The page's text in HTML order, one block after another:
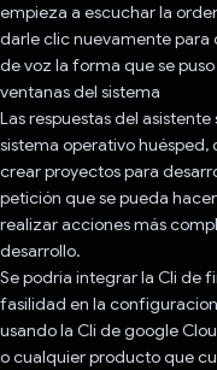
empieza a escuchar la
darle clic nuevamente para
de voz la forma que se
ventanas del sistema
Las respuestas del
sistema operativo
crear proyectos para
petición que se pueda
realizar acciones más
desarrollo.
Se podria integrar la Cli de
fasilidad en la
usando la Cli de google
o cualquier producto que